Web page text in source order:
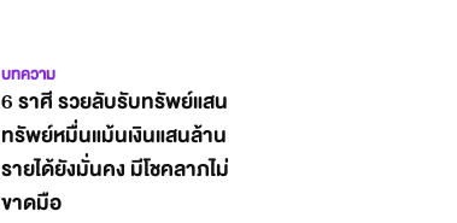
บทความ
6 ราศี รวยลับรับทรัพย์แสน
ทรัพย์หมื่นแม้นเงินแสนล้าน
รายได้ยังมั่นคง มีโชคลาภไม่
ขาดมือ